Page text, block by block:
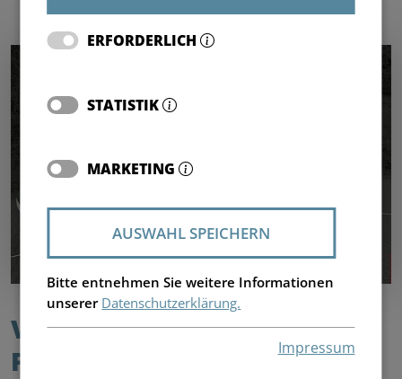
V-MIX DRIVE MAXIMUS
PLUS/GIANT
ERFORDERLICH
STATISTIK
MARKETING
AUSWAHL SPEICHERN
Bitte entnehmen Sie weitere Informationen
unserer Datenschutzerklärung.
Impressum